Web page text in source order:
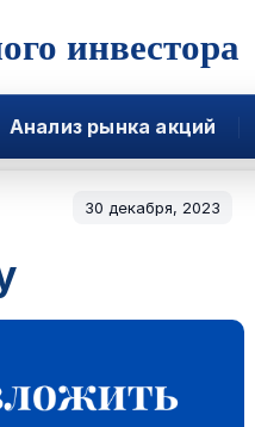
инвестора
Анализ рынка акций
30 декабря, 2023